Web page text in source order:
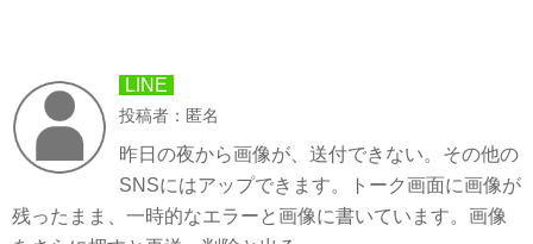
LINE
投稿者：匿名
昨日の夜から画像が、送付できない。その他の
SNSにはアップできます。トーク画面に画像が
残ったまま、一時的なエラーと画像に書いています。画像